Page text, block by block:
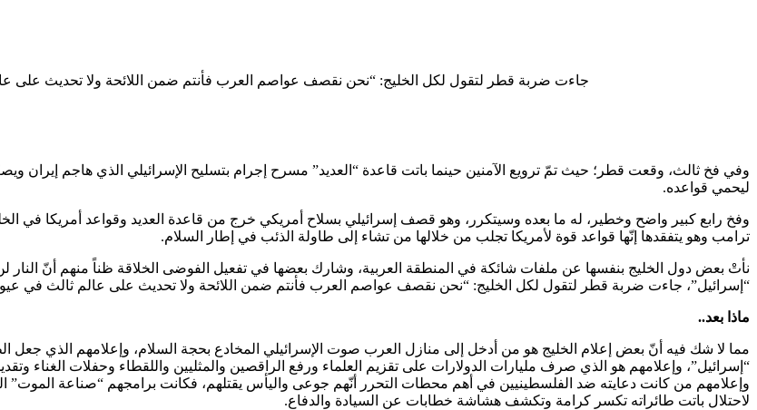
جاءت ضربة قطر لتقول لكل الخليج: “نحن نقصف عواصم العرب فأنتم ضمن اللائحة ولا تحديث على
وفي فخ ثالث، وقعت قطر؛ حيث تمّ ترويع الآمنين حينما باتت قاعدة “العديد” مسرح إجرام بتسليح الإسرائيلي الذي هاجم إيران
ليحمي قواعده.
وفخ رابع كبير واضح وخطير، له ما بعده وسيتكرر، وهو قصف إسرائيلي بسلاح أمريكي خرج من قاعدة العديد وقواعد أمريكا في
ترامب وهو يتفقدها إنّها قواعد قوة لأمريكا تجلب من خلالها من تشاء إلى طاولة الذئب في إطار السلام.
نأتْ بعض دول الخليج بنفسها عن ملفات شائكة في المنطقة العربية، وشارك بعضها في تفعيل الفوضى الخلاقة ظناً منهم أنّ
“إسرائيل”، جاءت ضربة قطر لتقول لكل الخليج: “نحن نقصف عواصم العرب فأنتم ضمن اللائحة ولا تحديث على عالم ثالث في
ماذا بعد..
مما لا شك فيه أنّ بعض إعلام الخليج هو من أدخل إلى منازل العرب صوت الإسرائيلي المخادع بحجة السلام، وإعلامهم الذي جعل
“إسرائيل”، وإعلامهم هو الذي صرف مليارات الدولارات على تقزيم العلماء ورفع الراقصين والمثليين واللقطاء وحفلات الغناء
وإعلامهم من كانت دعايته ضد الفلسطينيين في أهم محطات التحرر أنّهم جوعى واليأس يقتلهم، فكانت برامجهم “صناعة الموت”
لاحتلال باتت طائراته تكسر كرامة وتكشف هشاشة خطابات عن السيادة والدفاع.